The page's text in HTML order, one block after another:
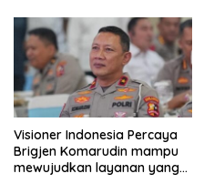
Visioner Indonesia Percaya
Brigjen Komarudin mampu
mewujudkan layanan yang